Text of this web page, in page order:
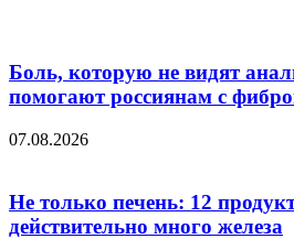
Боль, которую не видят
помогают россиянам с
07.08.2026
Не только печень: 12
действительно много железа